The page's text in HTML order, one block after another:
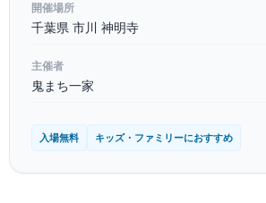
開催場所
千葉県 市川 神明寺
主催者
鬼まち一家
入場無料 キッズ・ファミリーにおすすめ